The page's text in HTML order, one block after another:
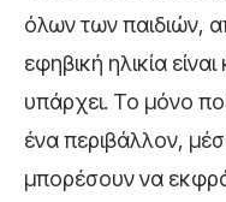
όλων των παιδιών,
εφηβική ηλικία
υπάρχει. Το μόνο
ένα περιβάλλον,
μπορέσουν να